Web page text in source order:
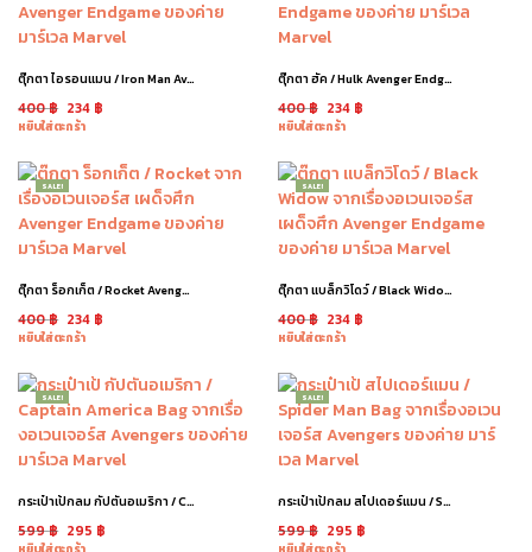
ตุ๊กตา ไอรอนแมน / Iron Man Avenger Endgame
400฿ 234 ฿
หยิบใส่ตะกร้า
ตุ๊กตา ฮัค / Hulk Avenger Endgame
400฿ 234 ฿
หยิบใส่ตะกร้า
SALE!
ตุ๊กตา ร็อกเก็ต / Rocket Avenger Endgame
400฿ 234 ฿
หยิบใส่ตะกร้า
SALE!
ตุ๊กตา แบล็กวิโดว์ / Black Widow Avenger Endgame
400฿ 234 ฿
หยิบใส่ตะกร้า
SALE!
กระเป๋าเป้กลม กัปตันอเมริกา / Captain America Bag
599฿ 295 ฿
SALE!
กระเป๋าเป้กลม สไปเดอร์แมน / Spider Man Bag
599฿ 295 ฿